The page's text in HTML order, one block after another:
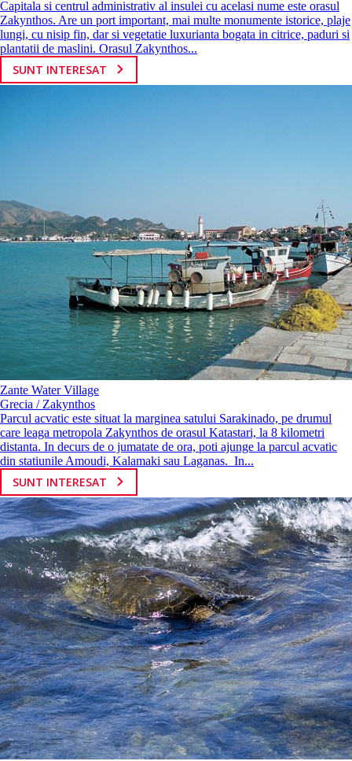
Capitala si centrul administrativ al insulei cu acelasi nume este orasul
Zakynthos. Are un port important, mai multe monumente istorice, plaje
lungi, cu nisip fin, dar si vegetatie luxurianta bogata in citrice, paduri si
plantatii de maslini. Orasul Zakynthos...
SUNT INTERESAT
Zante Water Village
Grecia / Zakynthos
Parcul acvatic este situat la marginea satului Sarakinado, pe drumul
care leaga metropola Zakynthos de orasul Katastari, la 8 kilometri
distanta. In decurs de o jumatate de ora, poti ajunge la parcul acvatic
din statiunile Amoudi, Kalamaki sau Laganas. In...
SUNT INTERESAT